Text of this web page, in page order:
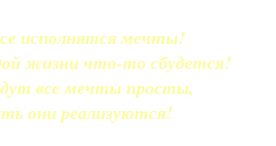
исполнятся мечты!
жизни что-то сбудется!
все мечты просты,
они реализуются!